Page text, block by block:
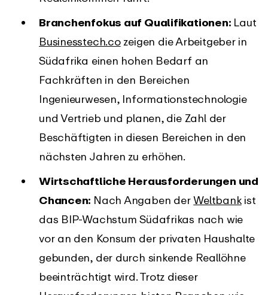
Branchenfokus auf Qualifikationen: Laut
Businesstech.cozeigen die Arbeitgeber in
Südafrika einen hohen Bedarf an
Fachkräften in den Bereichen
Ingenieurwesen, Informationstechnologie
und Vertrieb und planen, die Zahl der
Beschäftigten in diesen Bereichen in den
nächsten Jahren zu erhöhen.
Wirtschaftliche Herausforderungen und
Chancen: Nach Angaben derWeltbankist
das BIP-Wachstum Südafrikas nach wie
vor an den Konsum der privaten Haushalte
gebunden, der durch sinkende Reallöhne
beeinträchtigt wird. Trotz dieser